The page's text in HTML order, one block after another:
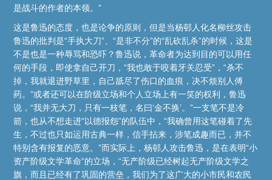
是战斗的作者的本领。”
这是鲁迅的态度，也是论争的原则，但是当杨邨人化名柳丝攻击
鲁迅的批判是“手执大刀”、“是非不分”的“乱砍乱杀”的时候，这是
不是也是一种辱骂和恐吓？鲁迅说，革命者为达到目的可以用任
何的手段，即使拿自己开刀，“我也敢于咬着牙关忍受”，“杀不
掉，我就退进野草里，自己舐尽了伤口的血痕，决不烦别人傅
药。”或者还可以在阶级立场和个人立场上有一笑的权利，鲁迅
说，“我并无大刀，只有一枝笔，名曰‘金不换’。”一支笔不是冷
箭，也从不想走进“以德报怨”的队伍中，“我确曾用这笔碰着了先
生，不过也只如运用古典一样，信手拈来，涉笔成趣而已，并不
特别含有报复的恶意。”而实际上，杨邨人攻击鲁迅，是在表明“小
资产阶级文学革命”的立场，“无产阶级已经树起无产阶级文学之
旗，而且已经有了巩固的营垒，我们为了这广大的小市民和农民